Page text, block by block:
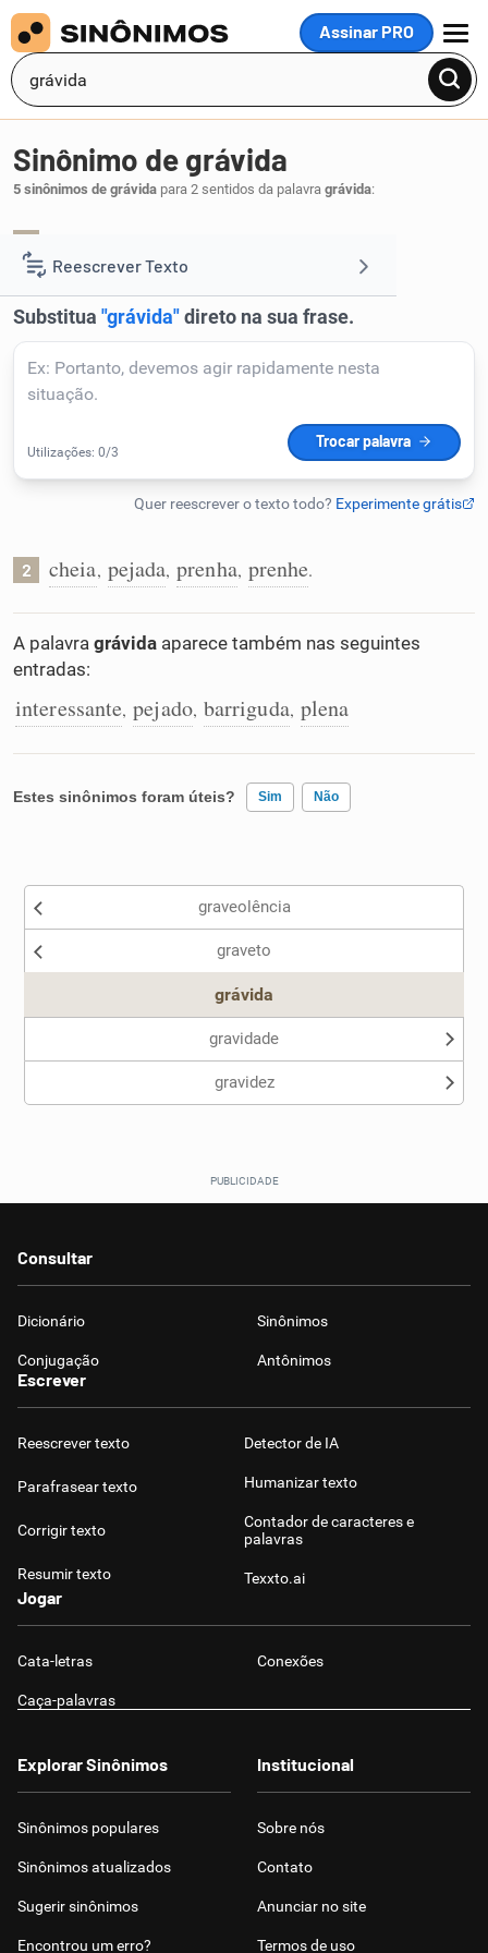
Assinar PRO
MENU
Reescrever Texto
Resumir Texto
Corrigir Texto
Detector de IA
Humanizador de IA
Cata-letras
Caça-palavras
Sinônimo de grávida
5 sinônimos de grávida para 2 sentidos da palavra grávida:
2 cheia, pejada, prenha, prenhe.
A palavra grávida aparece também nas seguintes
entradas:
interessante, pejado, barriguda, plena
Estes sinônimos foram úteis? Sim Não
Nenhum dos sinônimos apresentados me ajudou
graveolência
graveto
grávida
gravidade
gravidez
Consultar
Dicionário Sinônimos
Conjugação Antônimos
Escrever
Reescrever texto
Parafrasear texto
Corrigir texto
Resumir texto
Detector de IA
Humanizar texto
Contador de caracteres e
palavras
Texxto.ai
Jogar
Cata-letras Conexões
Caça-palavras
Explorar Sinônimos
Sinônimos populares
Sinônimos atualizados
Sugerir sinônimos
Encontrou um erro?
Institucional
Sobre nós
Contato
Anunciar no site
Termos de uso